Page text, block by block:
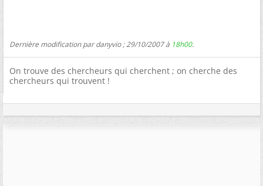
Dernière modification par danyvio ; 29/10/2007 à 18h00.
On trouve des chercheurs qui cherchent ; on cherche des
chercheurs qui trouvent !